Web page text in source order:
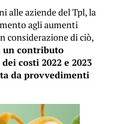
alle aziende del Tpl, la
agli aumenti
considerazione di ciò,
un contributo
costi 2022 e 2023
da provvedimenti